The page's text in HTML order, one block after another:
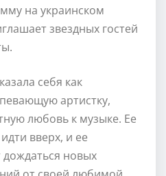
на украинском
звездных гостей
себя как
артистку,
любовь к музыке. Ее
вверх, и ее
новых